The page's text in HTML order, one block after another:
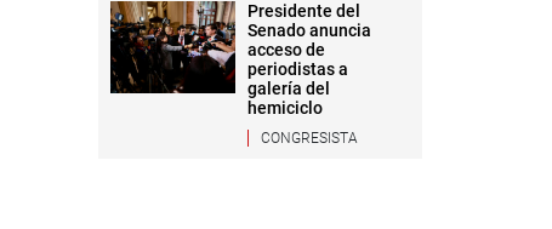
Presidente del
Senado anuncia
acceso de
periodistas a
galería del
hemiciclo
CONGRESISTA